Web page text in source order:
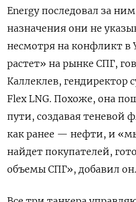
Energy последовал за
назначения они не
несмотря на конфликт в
растет» на рынке СПГ,
Каллеклев, гендиректор
Flex LNG. Похоже, она
пути, создавая теневой
как ранее — нефти, и
найдет покупателей,
объемы СПГ», добавил он.